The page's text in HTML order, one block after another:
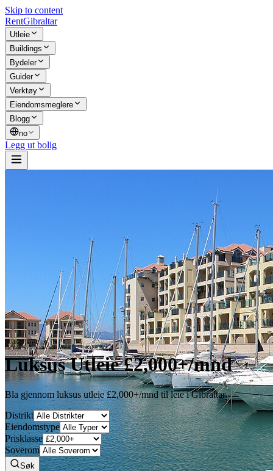
Skip to content
RentGibraltar
Utleie
Buildings
Bydeler
Guider
Verktøy
Eiendomsmeglere
Blogg
no
Legg ut bolig
Luksus Utleie £2,000+/mnd
Bla gjennom luksus utleie £2,000+/mnd til leie i Gibraltar.
Distrikt
Eiendomstype
Prisklasse
Soverom
Søk